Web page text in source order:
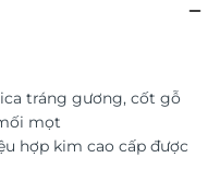
tráng gương, cốt gỗ
mọt
hợp kim cao cấp được